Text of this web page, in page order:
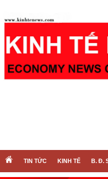
TIN TỨC KINH TẾ B. Đ.